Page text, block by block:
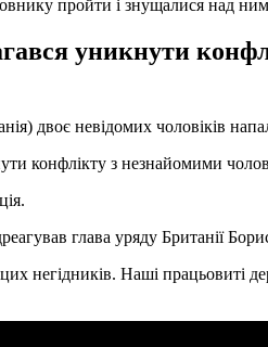
пройти і знущалися над ним
уникнути
двоє невідомих чоловіків
конфлікту з незнайомими
глава уряду Британії
негідників. Наші працьовиті